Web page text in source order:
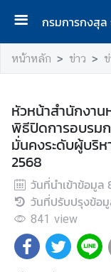
กรมการกงสุล
ห
น้
ร
ก
ก
ร
ม
ก
ร
หน้าหลัก ข่าว
หัวหน้าสำนักงาน
พิธีปิดการอบรม
มั่นคงระดับผู้บริห
2568
วันที่นำเข้าข้อมูล
วันที่ปรับปรุงข้อ
841 view